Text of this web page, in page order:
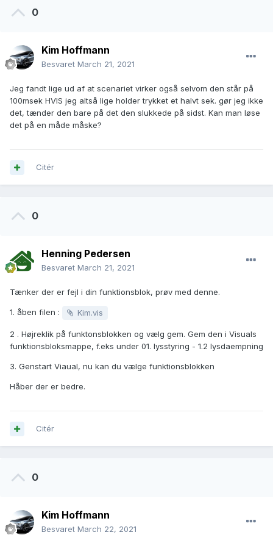
0
Kim Hoffmann
Besvaret March 21, 2021
Jeg fandt lige ud af at scenariet virker også selvom den står på
100msek HVIS jeg altså lige holder trykket et halvt sek. gør jeg ikke
det, tænder den bare på det den slukkede på sidst. Kan man løse
det på en måde måske?
Citér
0
Henning Pedersen
Besvaret March 21, 2021
Tænker der er fejl i din funktionsblok, prøv med denne.
1. åben filen : Kim.vis
2 . Højreklik på funktonsblokken og vælg gem. Gem den i Visuals
funktionsbloksmappe, f.eks under 01. lysstyring - 1.2 lysdaempning
3. Genstart Viaual, nu kan du vælge funktionsblokken
Håber der er bedre.
Citér
0
Kim Hoffmann
Besvaret March 22, 2021